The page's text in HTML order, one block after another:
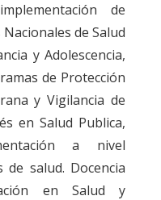
de
de Salud
y Adolescencia,
de Protección
y Vigilancia de
en Salud Publica,
a nivel
de salud. Docencia
en Salud y